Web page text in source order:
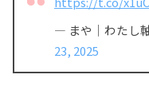
— まや｜わたし
23, 2025